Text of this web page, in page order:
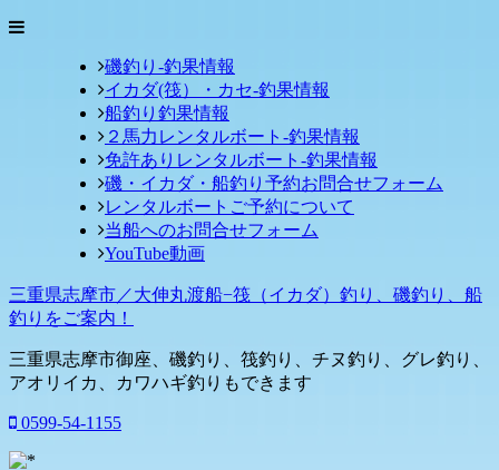
磯釣り-釣果情報
イカダ(筏）・カセ-釣果情報
船釣り釣果情報
２馬力レンタルボート-釣果情報
免許ありレンタルボート-釣果情報
磯・イカダ・船釣り予約お問合せフォーム
レンタルボートご予約について
当船へのお問合せフォーム
YouTube動画
三重県志摩市／大伸丸渡船−筏（イカダ）釣り、磯釣り、船
釣りをご案内！
三重県志摩市御座、磯釣り、筏釣り、チヌ釣り、グレ釣り、
アオリイカ、カワハギ釣りもできます
0599-54-1155